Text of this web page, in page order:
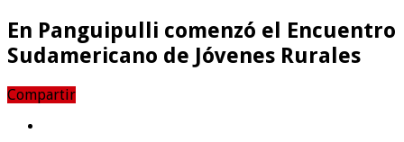
En Panguipulli comenzó el Encuentro
Sudamericano de Jóvenes Rurales
Compartir